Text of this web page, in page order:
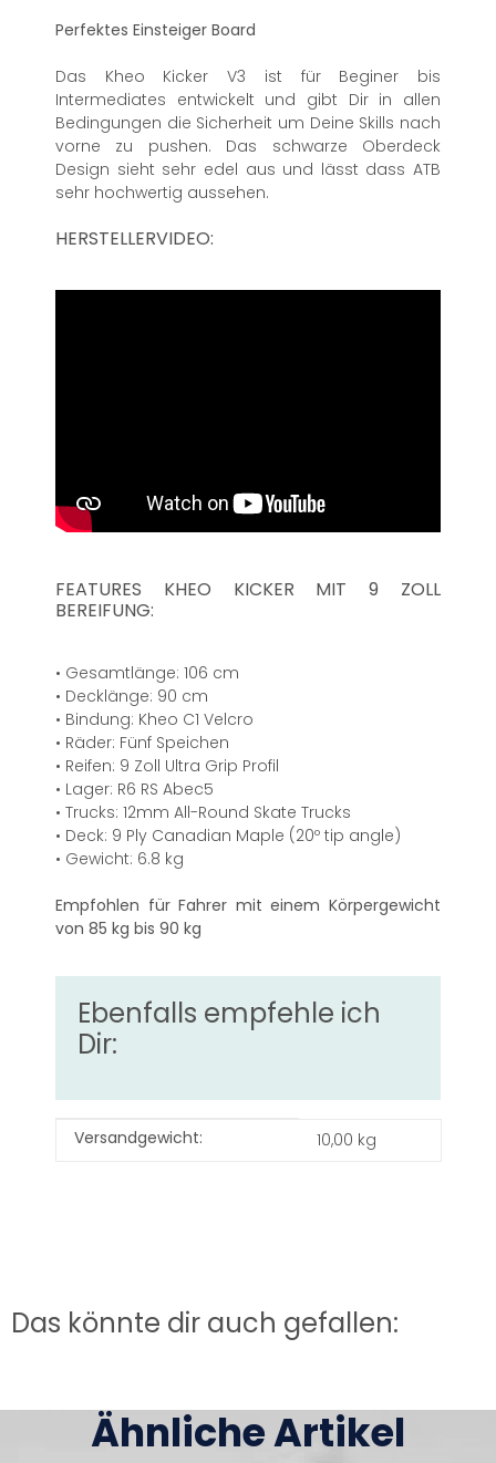
Perfektes Einsteiger Board
Das Kheo Kicker V3 ist für Beginer bis
Intermediates entwickelt und gibt Dir in allen
Bedingungen die Sicherheit um Deine Skills nach
vorne zu pushen. Das schwarze Oberdeck
Design sieht sehr edel aus und lässt dass ATB
sehr hochwertig aussehen.
HERSTELLERVIDEO:
FEATURES KHEO KICKER MIT 9 ZOLL
BEREIFUNG:
• Gesamtlänge: 106 cm
• Decklänge: 90 cm
• Bindung: Kheo C1 Velcro
• Räder: Fünf Speichen
• Reifen: 9 Zoll Ultra Grip Profil
• Lager: R6 RS Abec5
• Trucks: 12mm All-Round Skate Trucks
• Deck: 9 Ply Canadian Maple (20º tip angle)
• Gewicht: 6.8 kg
Empfohlen für Fahrer mit einem Körpergewicht
von 85 kg bis 90 kg
Ebenfalls empfehle ich
Dir:
Produkteigenschaft
Wert
Versandgewicht: 10,00 kg
Das könnte dir auch gefallen:
Ähnliche Artikel